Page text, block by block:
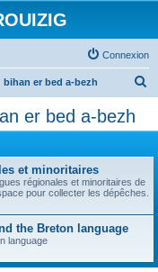
Connexion
er bed a-bezh
er bed a-bezh
et minoritaires
régionales et minoritaires de
pour collecter les dépêches.
the Breton language
language